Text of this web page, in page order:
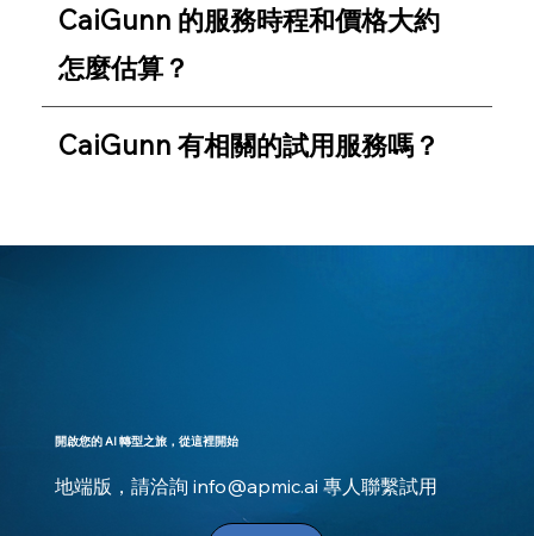
CaiGunn 的服務時程和價格大約
怎麼估算？
CaiGunn 有相關的試用服務嗎？
開啟您的 AI 轉型之旅，從這裡開始
地端版，請洽詢 info@apmic.ai 專人聯繫試用